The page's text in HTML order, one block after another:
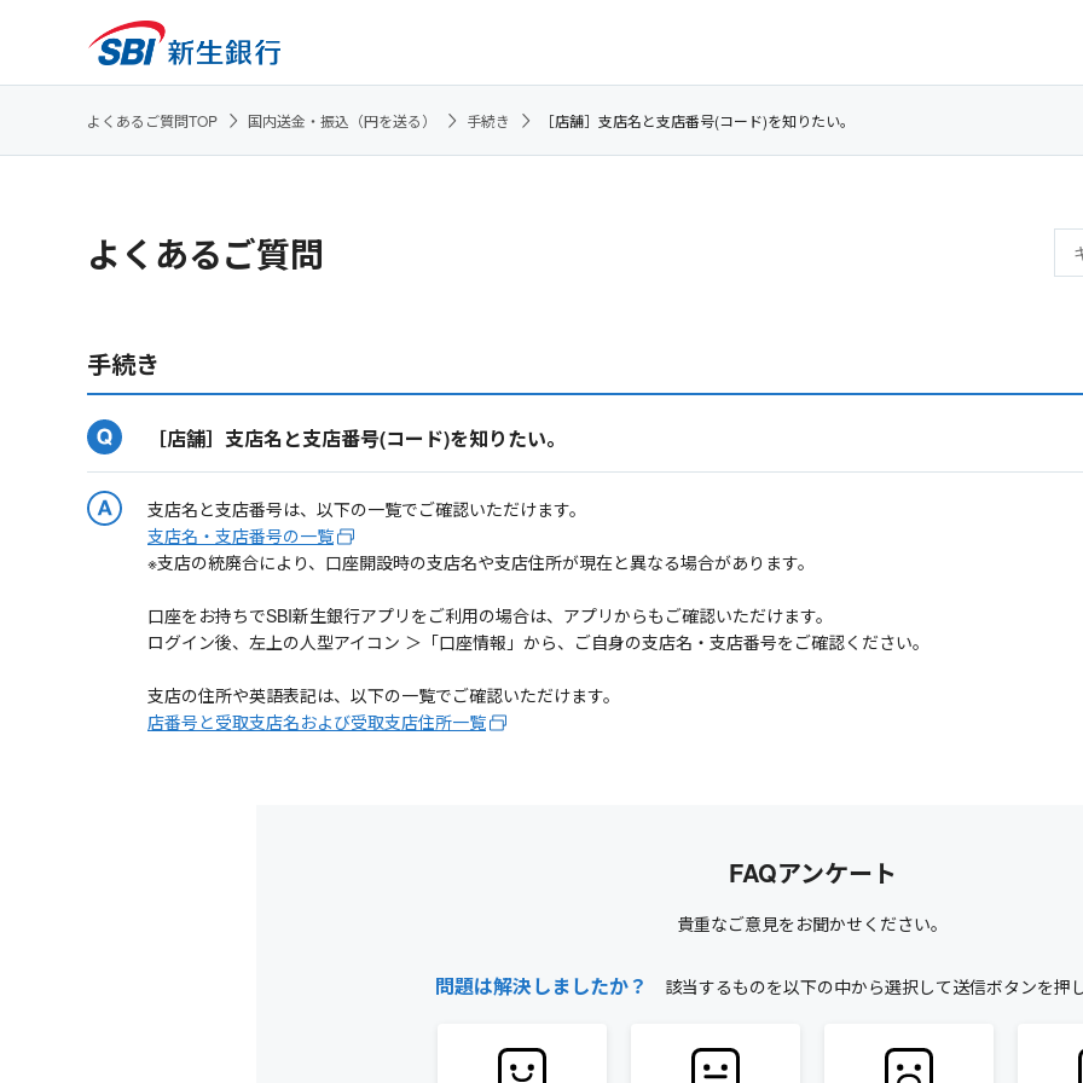
よくあるご質問TOP 国内送金・振込（円を送る） 手続き ［店舗］支店名と支店番号(コード)を知りたい。
よくあるご質問
手続き
［店舗］支店名と支店番号(コード)を知りたい。
支店名と支店番号は、以下の一覧でご確認いただけます。
支店名・支店番号の一覧
※支店の統廃合により、口座開設時の支店名や支店住所が現在と異なる場合があります。
口座をお持ちでSBI新生銀行アプリをご利用の場合は、アプリからもご確認いただけます。
ログイン後、左上の人型アイコン ＞「口座情報」から、ご自身の支店名・支店番号をご確認ください。
支店の住所や英語表記は、以下の一覧でご確認いただけます。
店番号と受取支店名および受取支店住所一覧
FAQアンケート
貴重なご意見をお聞かせください。
問題は解決しましたか？ 該当するものを以下の中から選択して送信ボタンを押